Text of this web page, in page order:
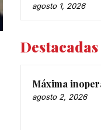
agosto 1, 2026
Destacadas
Máxima
agosto 2, 2026